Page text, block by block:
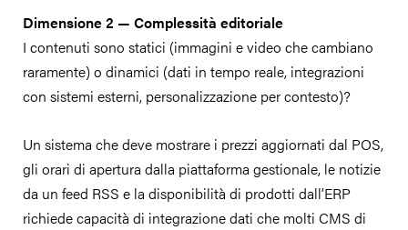
Dimensione 2 — Complessità editoriale
I contenuti sono statici (immagini e video che cambiano
raramente) o dinamici (dati in tempo reale, integrazioni
con sistemi esterni, personalizzazione per contesto)?
Un sistema che deve mostrare i prezzi aggiornati dal POS,
gli orari di apertura dalla piattaforma gestionale, le notizie
da un feed RSS e la disponibilità di prodotti dall’ERP
richiede capacità di integrazione dati che molti CMS di